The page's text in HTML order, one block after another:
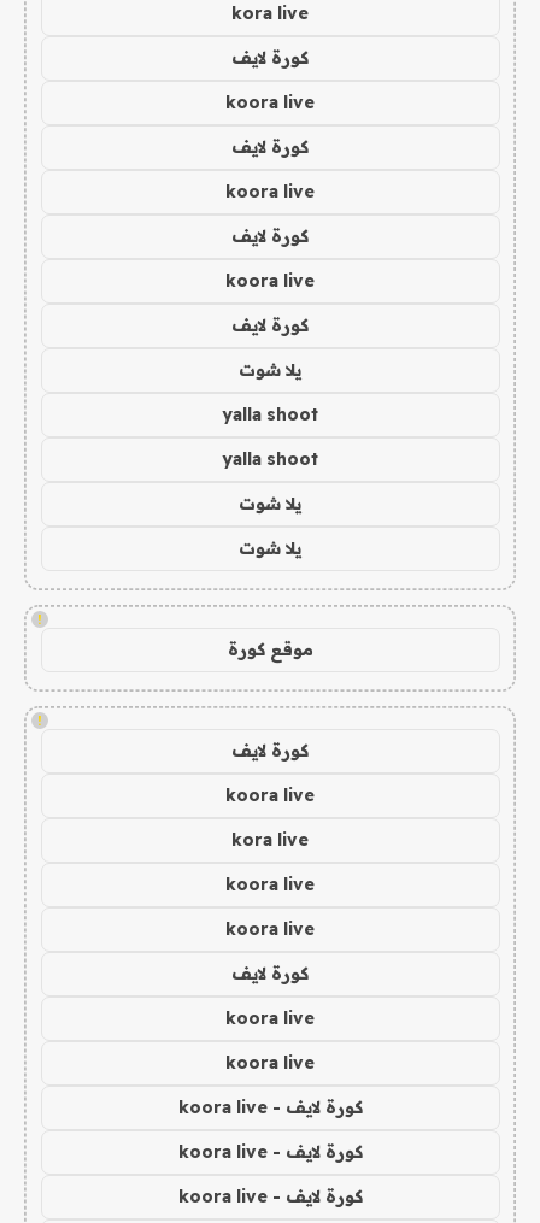
kora live
كورة لايف
koora live
كورة لايف
koora live
كورة لايف
koora live
كورة لايف
يلا شوت
yalla shoot
yalla shoot
يلا شوت
يلا شوت
!
موقع كورة
!
كورة لايف
koora live
kora live
koora live
koora live
كورة لايف
koora live
koora live
كورة لايف - koora live
كورة لايف - koora live
كورة لايف - koora live